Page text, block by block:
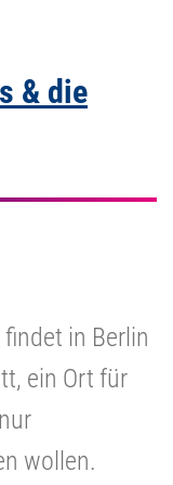
& die
in Berlin
ein Ort für
wollen.